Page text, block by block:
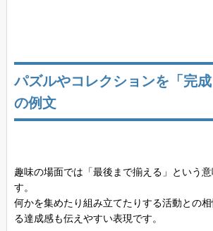
パズルやコレクションを「完
の例文
趣味の場面では「最後まで揃える」という
す。
何かを集めたり組み立てたりする活動との
る達成感も伝えやすい表現です。